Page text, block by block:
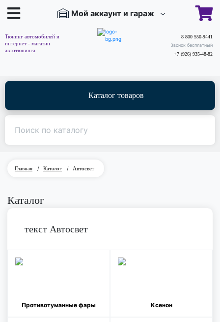
Мой аккаунт и гараж
Тюнинг автомобилей и
интернет - магазин
автотюнинга
8 800 550-9441
Звонок бесплатный
+7 (926) 935-48-82
Каталог товаров
Главная / Каталог / Автосвет
Каталог
текст Автосвет
Противотуманные фары Ксенон